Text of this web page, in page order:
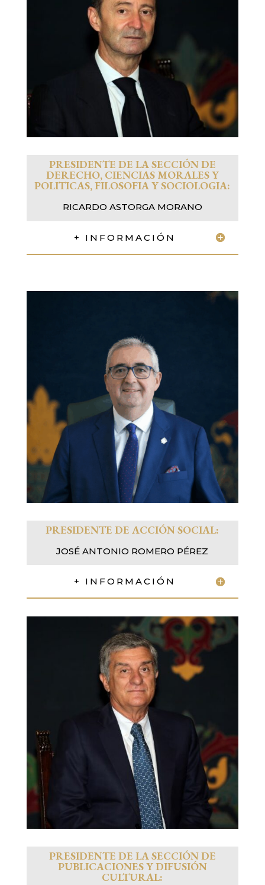
PRESIDENTE DE LA SECCIÓNDE
DERECHO, CIENCIAS MORALES Y
POLITICAS, FILOSOFIA Y SOCIOLOGIA:
RICARDO ASTORGA MORANO
+ INFORMACIÓN
PRESIDENTE DE ACCIÓN SOCIAL:
JOSÉ ANTONIO ROMERO PÉREZ
+ INFORMACIÓN
PRESIDENTE DE LA SECCIÓN DE
PUBLICACIONES Y DIFUSIÓN
CULTURAL: